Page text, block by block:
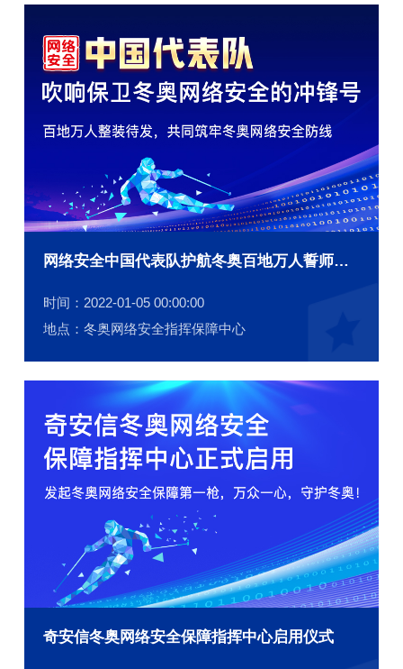
网络安全中国代表队护航冬奥百地万人誓师大会
时间：2022-01-05 00:00:00
地点：冬奥网络安全指挥保障中心
奇安信冬奥网络安全保障指挥中心启用仪式